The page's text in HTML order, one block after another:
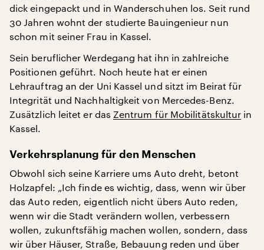
dick eingepackt und in Wanderschuhen los. Seit rund
30 Jahren wohnt der studierte Bauingenieur nun
schon mit seiner Frau in Kassel.
Sein beruflicher Werdegang hat ihn in zahlreiche
Positionen geführt. Noch heute hat er einen
Lehrauftrag an der Uni Kassel und sitzt im Beirat für
Integrität und Nachhaltigkeit von Mercedes-Benz.
Zusätzlich leitet er das Zentrum für Mobilitätskultur in
Kassel.
Verkehrsplanung für den Menschen
Obwohl sich seine Karriere ums Auto dreht, betont
Holzapfel: „Ich finde es wichtig, dass, wenn wir über
das Auto reden, eigentlich nicht übers Auto reden,
wenn wir die Stadt verändern wollen, verbessern
wollen, zukunftsfähig machen wollen, sondern, dass
wir über Häuser, Straße, Bebauung reden und über